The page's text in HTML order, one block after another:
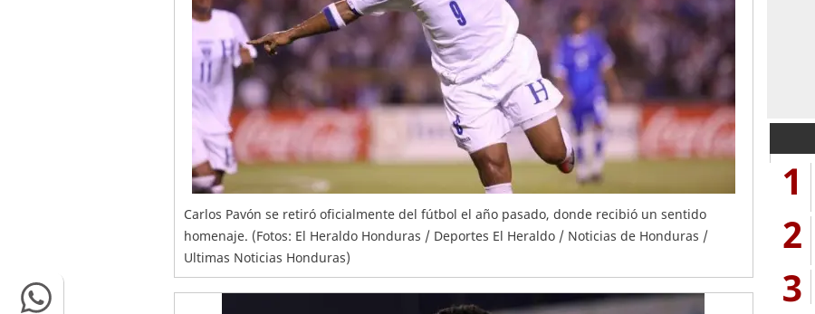
Carlos Pavón se retiró oficialmente del fútbol el año pasado, donde recibió un sentido
homenaje. (Fotos: El Heraldo Honduras / Deportes El Heraldo / Noticias de Honduras /
Ultimas Noticias Honduras)
1
2
3